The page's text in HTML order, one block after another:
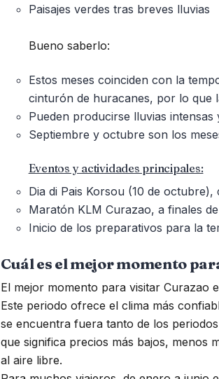
Paisajes verdes tras breves lluvias
Bueno saberlo:
Estos meses coinciden con la
cinturón de huracanes, por lo que
Pueden producirse lluvias
Septiembre y octubre son los
Eventos y actividades principales:
Dia di Pais Korsou (10 de
Maratón KLM Curazao, a finales
Inicio de los preparativos para la
Cuál es el mejor momento
El mejor momento para visitar Curazao
Este periodo ofrece el clima más
se encuentra fuera tanto de los
que significa precios más bajos, menos
al aire libre.